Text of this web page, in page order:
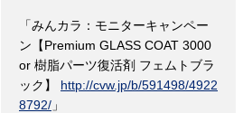
「みんカラ：モニターキャンペー
ン【Premium GLASS COAT 3000
or 樹脂パーツ復活剤 フェムトブラ
ック】 http://cvw.jp/b/591498/4922
8792/ 」